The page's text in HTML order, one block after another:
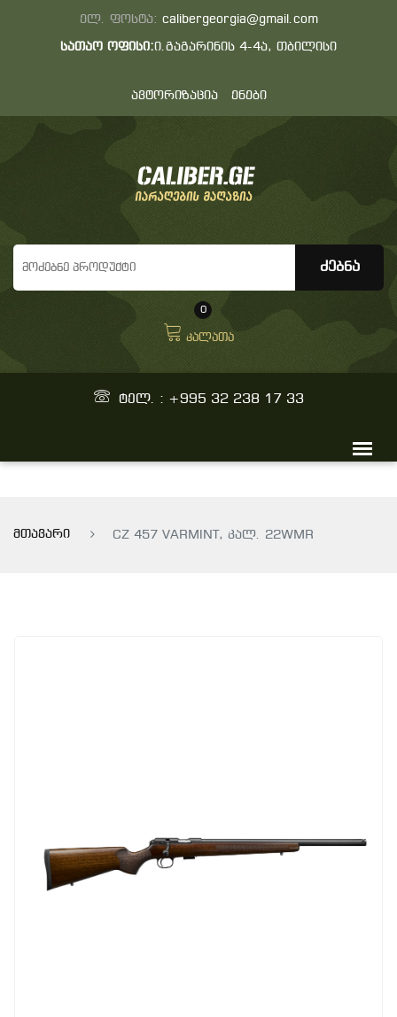
ელ. ფოსტა: calibergeorgia@gmail.com
სათაო ოფისი:ი.გაგარინის 4-4ა, თბილისი
ავტორიზაცია ენები
0
კალათა
ტელ. : +995 32 238 17 33
მთავარი CZ 457 VARMINT, კალ. 22WMR